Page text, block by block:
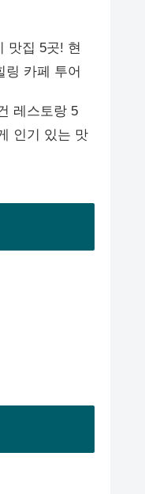
맛집 5곳! 현
링 카페 투어
레스토랑 5
인기 있는 맛